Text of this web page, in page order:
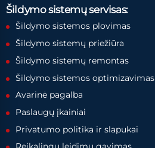
Šildymo sistemų servisas:
Šildymo sistemos plovimas
Šildymo sistemų priežiūra
Šildymo sistemų remontas
Šildymo sistemos optimizavimas
Avarinė pagalba
Paslaugų įkainiai
Privatumo politika ir slapukai